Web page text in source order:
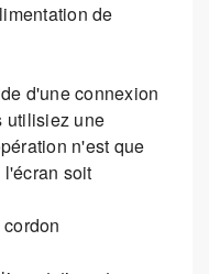
de
d'une connexion
utilisiez une
n'est que
soit